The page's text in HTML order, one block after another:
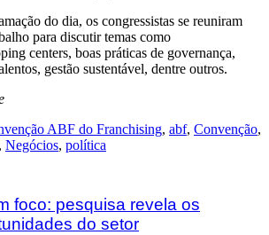
do dia, os congressistas se reuniram
para discutir temas como
centers, boas práticas de governança,
gestão sustentável, dentre outros.
ABF do Franchising, abf, Convenção,
, Negócios, política
foco: pesquisa revela os
do setor